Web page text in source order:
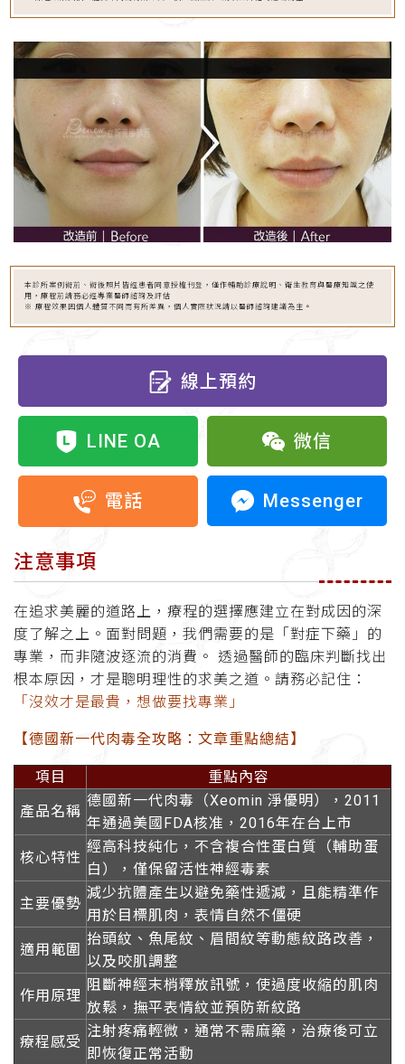
本診所案例術前、術後照片皆經患者同意授權刊登，僅作輔助診療說明、衛生教育與醫療知識之使
用，療程前請務必經專業醫師諮詢及評估
※ 療程效果因個人體質不同而有所差異，個人實際狀況請以醫師諮詢建議為主。
線上預約
LINE OA 微信
電話 Messenger
注意事項
在追求美麗的道路上，療程的選擇應建立在對成因的深
度了解之上。面對問題，我們需要的是「對症下藥」的
專業，而非隨波逐流的消費。 透過醫師的臨床判斷找出
根本原因，才是聰明理性的求美之道。請務必記住：
「沒效才是最貴，想做要找專業」
【德國新⼀代肉毒全攻略：文章重點總結】
項目
重點內容
產品名稱
德國新一代肉毒（Xeomin 淨優明），2011
年通過美國FDA核准，2016年在台上市
核心特性
經高科技純化，不含複合性蛋白質（輔助蛋
白），僅保留活性神經毒素
主要優勢
減少抗體產生以避免藥性遞減，且能精準作
用於目標肌肉，表情自然不僵硬
適用範圍
抬頭紋、魚尾紋、眉間紋等動態紋路改善，
以及咬肌調整
作用原理
阻斷神經末梢釋放訊號，使過度收縮的肌肉
放鬆，撫平表情紋並預防新紋路
療程感受
注射疼痛輕微，通常不需麻藥，治療後可立
即恢復正常活動